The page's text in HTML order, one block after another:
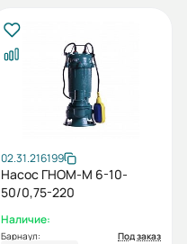
02.31.216199
Насос ГНОМ-М 6-10-
50/0,75-220
Наличие:
Барнаул: Под заказ